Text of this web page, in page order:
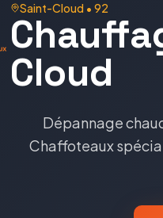
Saint-Cloud • 92
Cloud
Dépannage
Chaffoteaux